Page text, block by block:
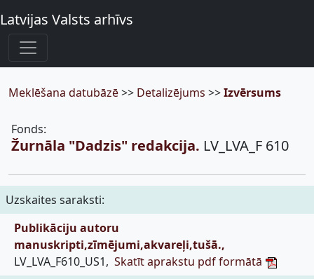
Latvijas Valsts arhīvs
Meklēšana datubāzē>> Detalizējums >>Izvērsums
Fonds:
Žurnāla "Dadzis" redakcija. LV_LVA_F 610
Uzskaites saraksti:
Publikāciju autoru
manuskripti,zīmējumi,akvareļi,tušā.,
LV_LVA_F610_US1, Skatīt aprakstu pdf formātā